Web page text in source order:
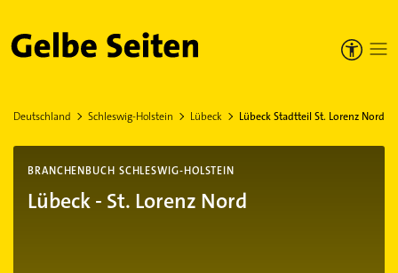
Gelbe Seiten
Deutschland Schleswig-Holstein Lübeck Lübeck Stadtteil St. Lorenz Nord
BRANCHENBUCH SCHLESWIG-HOLSTEIN
Lübeck - St. Lorenz Nord